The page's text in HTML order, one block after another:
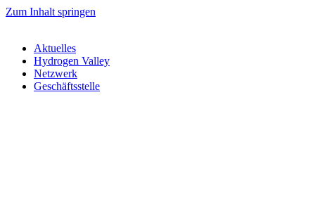
Zum Inhalt springen
Aktuelles
Hydrogen Valley
Netzwerk
Geschäftsstelle